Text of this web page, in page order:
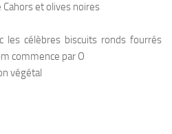
et olives noires
les célèbres biscuits ronds fourrés
commence par O
végétal